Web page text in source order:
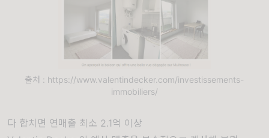
출처 : https://www.valentindecker.com/investissements-
immobiliers/
다 합치면 연매출 최소 2.1억 이상